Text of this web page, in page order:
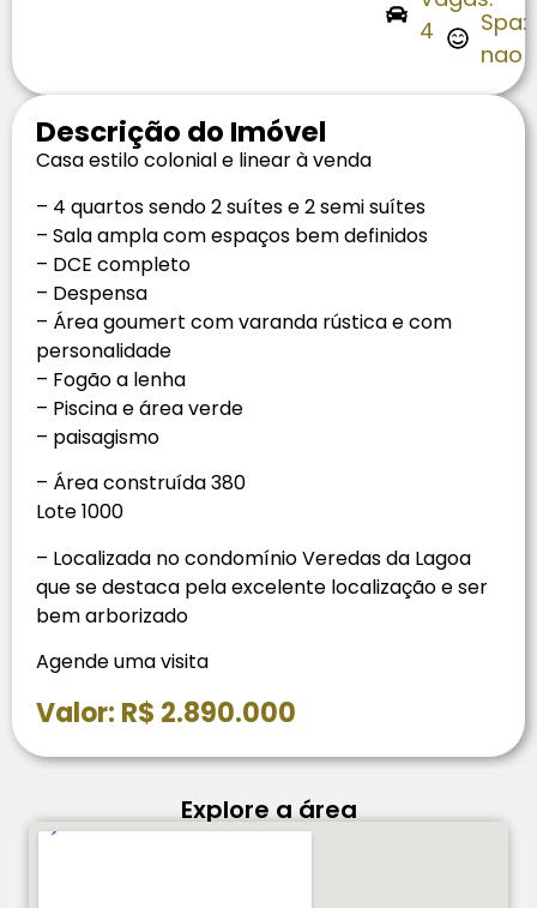
4
Spa:
nao
Descrição do Imóvel
Casa estilo colonial e linear à venda
– 4 quartos sendo 2 suítes e 2 semi suítes
– Sala ampla com espaços bem definidos
– DCE completo
– Despensa
– Área goumert com varanda rústica e com
personalidade
– ⁠Fogão a lenha
– Piscina e área verde
– paisagismo
– Área construída 380
Lote 1000
– Localizada no condomínio Veredas da Lagoa
que se destaca pela excelente localização e ser
bem arborizado
Agende uma visita
Valor: R$ 2.890.000
Explore a área